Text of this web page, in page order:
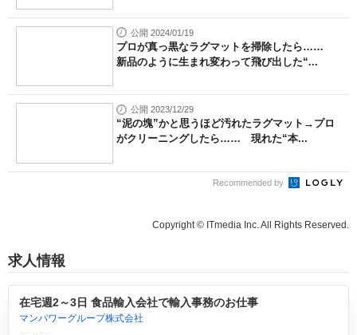
公開 2024/01/19
プロが真っ黒なラグマットを掃除したら……
新品のように生まれ変わって飛び出した“...
公開 2023/12/29
“泥の塊”かと思うほど汚れたラグマット→プロ
がクリーニングしたら…… 現れた“本...
Recommended by
Copyright © ITmedia Inc. All Rights Reserved.
求人情報
在宅週2～3日 食品輸入会社で輸入事務のお仕事
マンパワーグループ株式会社